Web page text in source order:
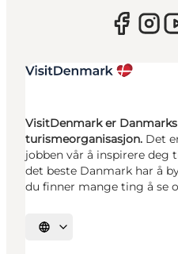
VisitDenmark er
turismeorganisasjon. Det
jobben vår å inspirere deg
det beste Danmark har å
du finner mange ting å se
Velg språk